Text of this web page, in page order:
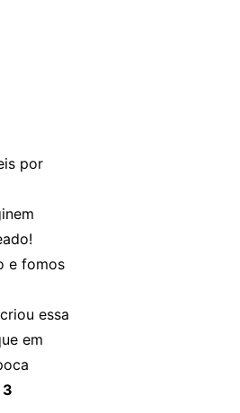
por
e fomos
essa
em
3